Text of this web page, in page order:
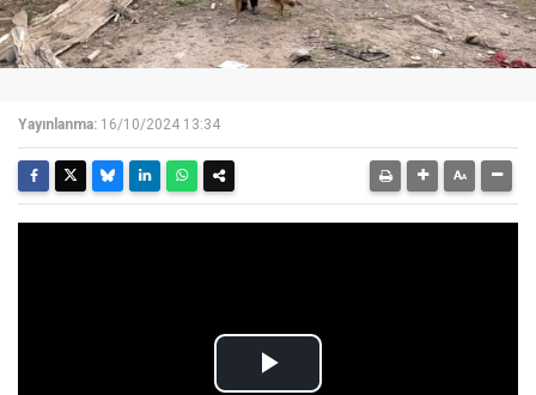
Yayınlanma: 16/10/2024 13:34